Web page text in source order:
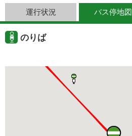
運行状況 バス停地図
のりば